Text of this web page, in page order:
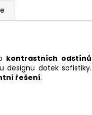
kontrastních odstínů
designu dotek sofistiky.
řešení.